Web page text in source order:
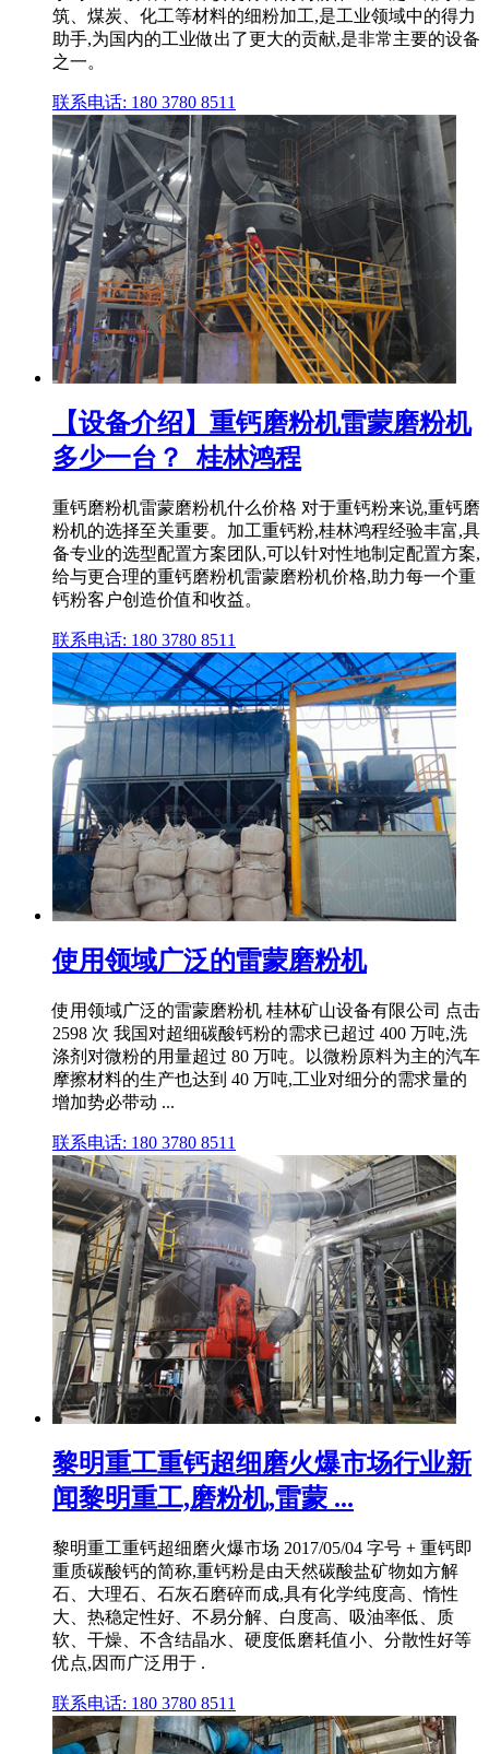
筑、煤炭、化工等材料的细粉加工,是工业领域中的得力
助手,为国内的工业做出了更大的贡献,是非常主要的设备
之一。
联系电话: 180 3780 8511
【设备介绍】重钙磨粉机雷蒙磨粉机
多少一台？_桂林鸿程
重钙磨粉机雷蒙磨粉机什么价格 对于重钙粉来说,重钙磨
粉机的选择至关重要。加工重钙粉,桂林鸿程经验丰富,具
备专业的选型配置方案团队,可以针对性地制定配置方案,
给与更合理的重钙磨粉机雷蒙磨粉机价格,助力每一个重
钙粉客户创造价值和收益。
联系电话: 180 3780 8511
使用领域广泛的雷蒙磨粉机
使用领域广泛的雷蒙磨粉机 桂林矿山设备有限公司 点击
2598 次 我国对超细碳酸钙粉的需求已超过 400 万吨,洗
涤剂对微粉的用量超过 80 万吨。以微粉原料为主的汽车
摩擦材料的生产也达到 40 万吨,工业对细分的需求量的
增加势必带动 ...
联系电话: 180 3780 8511
黎明重工重钙超细磨火爆市场行业新
闻黎明重工,磨粉机,雷蒙 ...
黎明重工重钙超细磨火爆市场 2017/05/04 字号 + 重钙即
重质碳酸钙的简称,重钙粉是由天然碳酸盐矿物如方解
石、大理石、石灰石磨碎而成,具有化学纯度高、惰性
大、热稳定性好、不易分解、白度高、吸油率低、质
软、干燥、不含结晶水、硬度低磨耗值小、分散性好等
优点,因而广泛用于 .
联系电话: 180 3780 8511